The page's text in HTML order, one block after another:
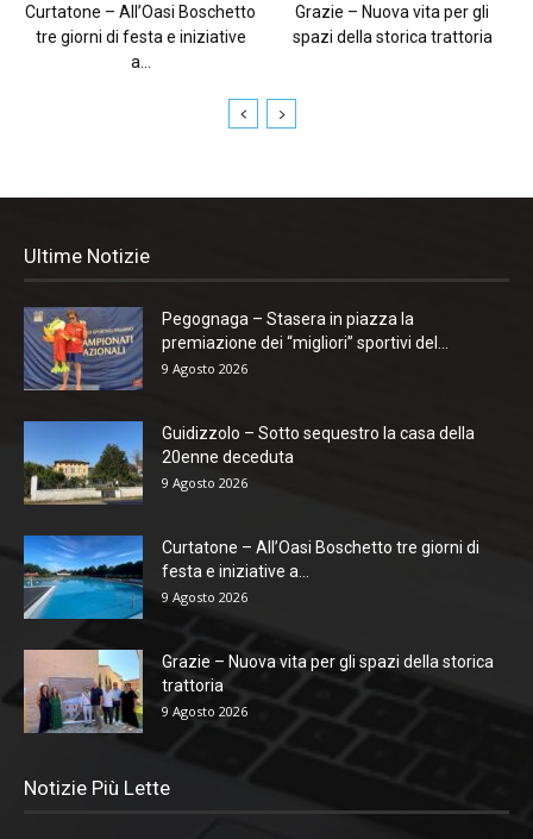
Curtatone – All’Oasi Boschetto
tre giorni di festa e iniziative
a...
Grazie – Nuova vita per gli
spazi della storica trattoria
Ultime Notizie
Pegognaga – Stasera in piazza la
premiazione dei “migliori” sportivi del...
9 Agosto 2026
Guidizzolo – Sotto sequestro la casa della
20enne deceduta
9 Agosto 2026
Curtatone – All’Oasi Boschetto tre giorni di
festa e iniziative a...
9 Agosto 2026
Grazie – Nuova vita per gli spazi della storica
trattoria
9 Agosto 2026
Notizie Più Lette